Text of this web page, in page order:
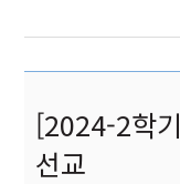
[2024-2학
선교